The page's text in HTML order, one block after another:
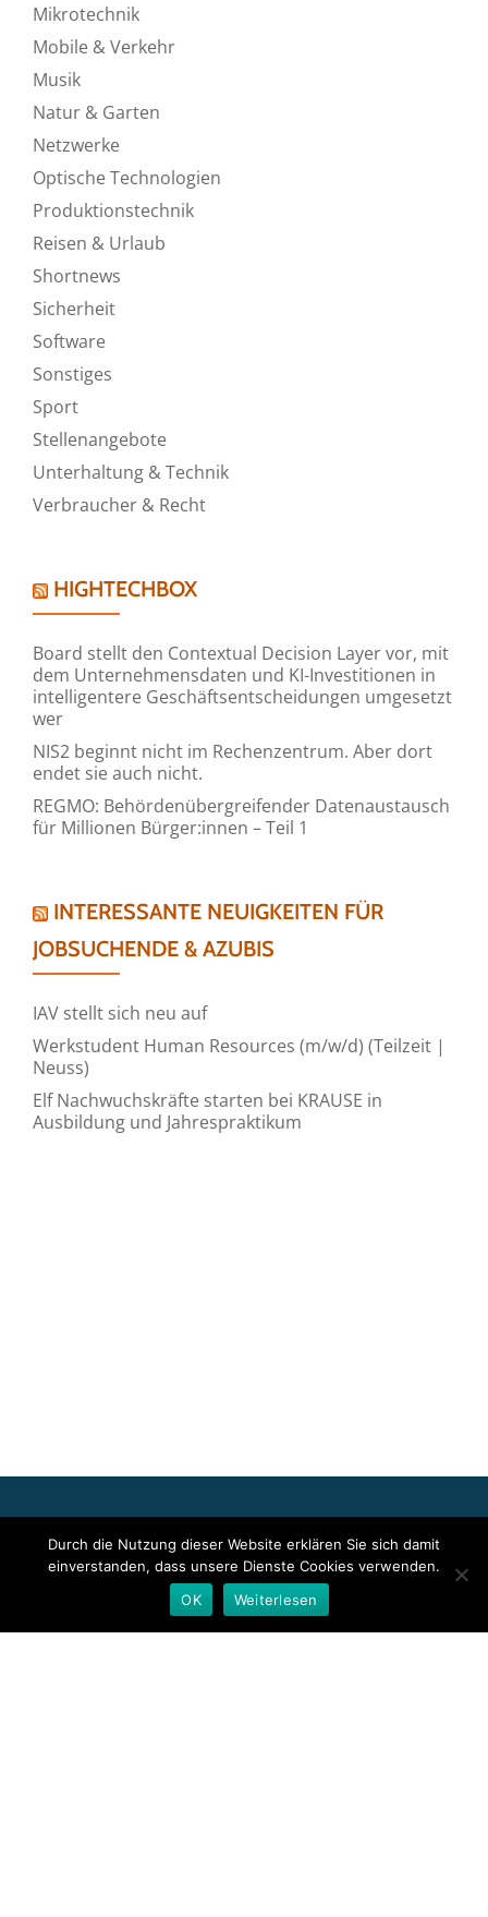
Mikrotechnik
Mobile & Verkehr
Musik
Natur & Garten
Netzwerke
Optische Technologien
Produktionstechnik
Reisen & Urlaub
Shortnews
Sicherheit
Software
Sonstiges
Sport
Stellenangebote
Unterhaltung & Technik
Verbraucher & Recht
HIGHTECHBOX
Board stellt den Contextual Decision Layer vor, mit
dem Unternehmensdaten und KI-Investitionen in
intelligentere Geschäftsentscheidungen umgesetzt
wer
NIS2 beginnt nicht im Rechenzentrum. Aber dort
endet sie auch nicht.
REGMO: Behördenübergreifender Datenaustausch
für Millionen Bürger:innen – Teil 1
INTERESSANTE NEUIGKEITEN FÜR
JOBSUCHENDE & AZUBIS
IAV stellt sich neu auf
Werkstudent Human Resources (m/w/d) (Teilzeit |
Neuss)
Elf Nachwuchskräfte starten bei KRAUSE in
Ausbildung und Jahrespraktikum
Event bzw. das Stellenangebot sowie für das angezeigte Bild- und
Tonmaterial ist allein der jeweils angegebene Herausgeber
verantwortlich. Dieser ist in der Regel auch Urheber der
Pressetexte sowie der angehängten Bild-, Ton- und
Durch die Nutzung dieser Website erklären Sie sich damit
einverstanden, dass unsere Dienste Cookies verwenden.
OK
Weiterlesen